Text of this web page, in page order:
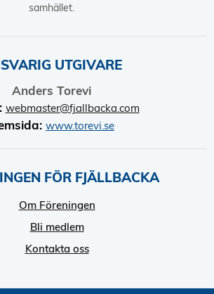
samhället.
UTGIVARE
Anders Torevi
webmaster@fjallbacka.com
www.torevi.se
FÖR FJÄLLBACKA
Om Föreningen
Bli medlem
Kontakta oss